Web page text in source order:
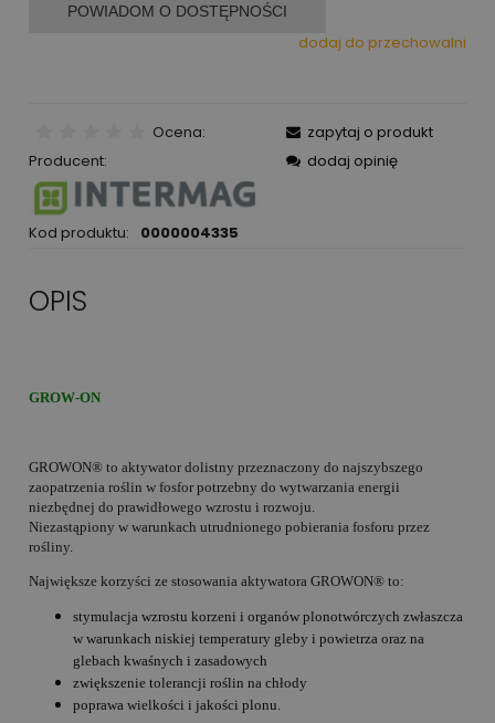
POWIADOM O DOSTĘPNOŚCI
dodaj do przechowalni
Ocena:
Producent:
Kod produktu: 0000004335
zapytaj o produkt
dodaj opinię
OPIS
GROW-ON
GROWON® to aktywator dolistny przeznaczony do najszybszego
zaopatrzenia roślin w fosfor potrzebny do wytwarzania energii
niezbędnej do prawidłowego wzrostu i rozwoju.
Niezastąpiony w warunkach utrudnionego pobierania fosforu przez
rośliny.
Największe korzyści ze stosowania aktywatora GROWON® to:
stymulacja wzrostu korzeni i organów plonotwórczych zwłaszcza
w warunkach niskiej temperatury gleby i powietrza oraz na
glebach kwaśnych i zasadowych
zwiększenie tolerancji roślin na chłody
poprawa wielkości i jakości plonu.